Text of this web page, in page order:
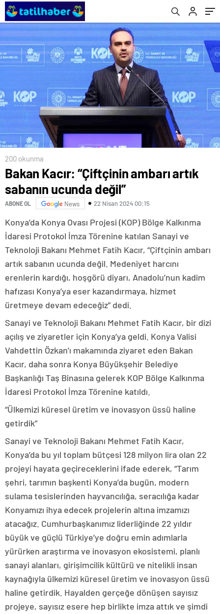
200 okunma
Bakan Kacır: “Çiftçinin ambarı artık
sabanın ucunda değil”
ABONE OL News 22 Nisan 2024 00:15
Konya’da Konya Ovası Projesi (KOP) Bölge Kalkınma
İdaresi Protokol İmza Törenine katılan Sanayi ve
Teknoloji Bakanı Mehmet Fatih Kacır, “Çiftçinin ambarı
artık sabanın ucunda değil. Medeniyet harcını
erenlerin kardığı, hoşgörü diyarı, Anadolu’nun kadim
hafızası Konya’ya eser kazandırmaya, hizmet
üretmeye devam edeceğiz” dedi.
Sanayi ve Teknoloji Bakanı Mehmet Fatih Kacır, bir dizi
açılış ve ziyaretler için Konya’ya geldi. Konya Valisi
Vahdettin Özkan’ı makamında ziyaret eden Bakan
Kacır, daha sonra Konya Büyükşehir Belediye
Başkanlığı Taş Binasına gelerek KOP Bölge Kalkınma
İdaresi Protokol İmza Törenine katıldı.
“Ülkemizi küresel üretim ve inovasyon üssü haline
getirdik”
Sanayi ve Teknoloji Bakanı Mehmet Fatih Kacır,
Konya’da bu yıl toplam bütçesi 128 milyon lira olan 22
projeyi hayata geçireceklerini ifade ederek, “Tarım
şehri, tarımın başkenti Konya’da bugün, modern
sulama tesislerinden hayvancılığa, seracılığa kadar
Konyamızı ihya edecek projelerin altına imzamızı
atacağız. Cumhurbaşkanımız liderliğinde 22 yıldır
büyük ve güçlü Türkiye’ye doğru emin adımlarla
yürürken araştırma ve inovasyon ekosistemi, planlı
sanayi alanları, girişimcilik kültürü ve nitelikli insan
kaynağıyla ülkemizi küresel üretim ve inovasyon üssü
haline getirdik. Hayalden gerçeğe dönüşen sayısız
projeye, sayısız esere hep birlikte imza attık ve şimdi